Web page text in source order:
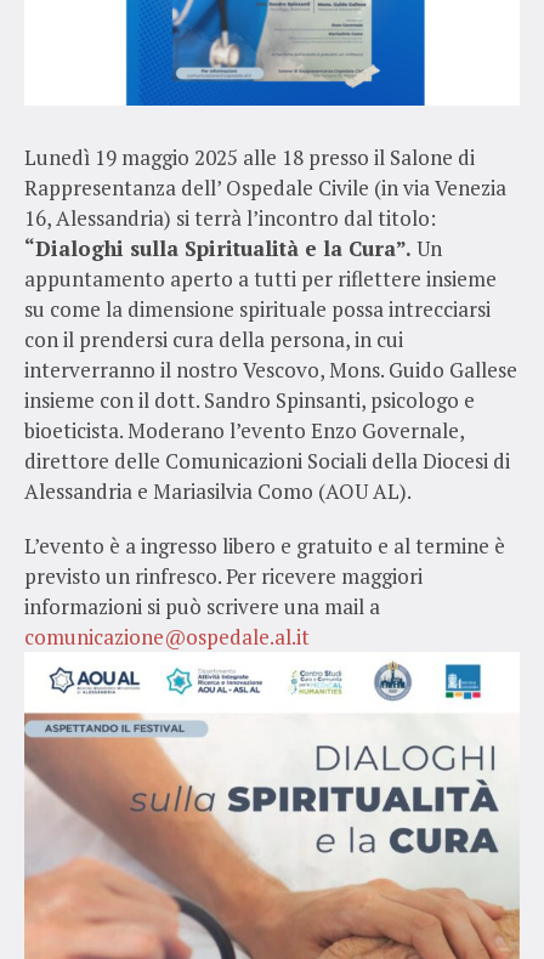
Lunedì 19 maggio 2025 alle 18 presso il Salone di
Rappresentanza dell’ Ospedale Civile (in via Venezia
16, Alessandria) si terrà l’incontro dal titolo:
“Dialoghi sulla Spiritualità e la Cura”. Un
appuntamento aperto a tutti per riflettere insieme
su come la dimensione spirituale possa intrecciarsi
con il prendersi cura della persona, in cui
interverranno il nostro Vescovo, Mons. Guido Gallese
insieme con il dott. Sandro Spinsanti, psicologo e
bioeticista. Moderano l’evento Enzo Governale,
direttore delle Comunicazioni Sociali della Diocesi di
Alessandria e Mariasilvia Como (AOU AL).
L’evento è a ingresso libero e gratuito e al termine è
previsto un rinfresco. Per ricevere maggiori
informazioni si può scrivere una mail a
comunicazione@ospedale.al.it